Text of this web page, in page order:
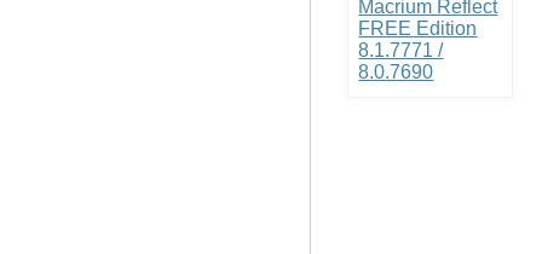
Macrium Reflect
FREE Edition
8.1.7771 /
8.0.7690